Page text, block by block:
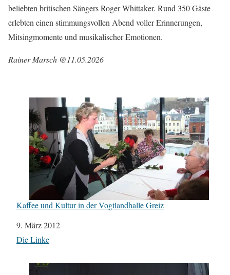
beliebten britischen Sängers Roger Whittaker. Rund 350 Gäste
erlebten einen stimmungsvollen Abend voller Erinnerungen,
Mitsingmomente und musikalischer Emotionen.
Rainer Marsch @11.05.2026
Kaffee und Kultur in der Vogtlandhalle Greiz
Datum
9. März 2012
In Bezug auf
Die Linke